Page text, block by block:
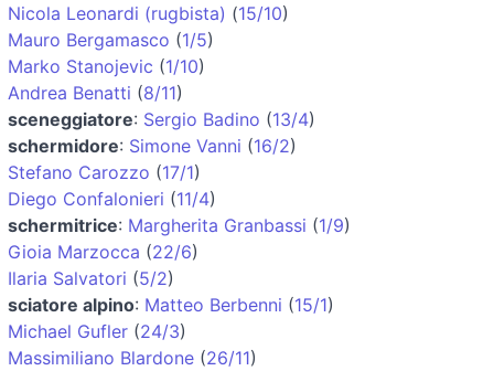
Nicola Leonardi (rugbista) (15/10)
Mauro Bergamasco (1/5)
Marko Stanojevic (1/10)
Andrea Benatti (8/11)
sceneggiatore: Sergio Badino (13/4)
schermidore: Simone Vanni (16/2)
Stefano Carozzo (17/1)
Diego Confalonieri (11/4)
schermitrice: Margherita Granbassi (1/9)
Gioia Marzocca (22/6)
Ilaria Salvatori (5/2)
sciatore alpino: Matteo Berbenni (15/1)
Michael Gufler (24/3)
Massimiliano Blardone (26/11)